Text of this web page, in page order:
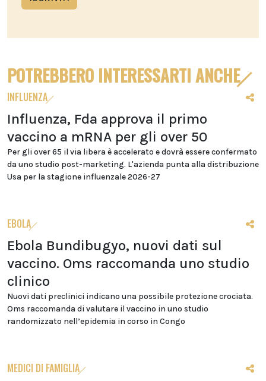
POTREBBERO INTERESSARTI ANCHE
INFLUENZA
Influenza, Fda approva il primo
vaccino a mRNA per gli over 50
Per gli over 65 il via libera è accelerato e dovrà essere confermato
da uno studio post-marketing. L'azienda punta alla distribuzione
Usa per la stagione influenzale 2026-27
EBOLA
Ebola Bundibugyo, nuovi dati sul
vaccino. Oms raccomanda uno studio
clinico
Nuovi dati preclinici indicano una possibile protezione crociata.
Oms raccomanda di valutare il vaccino in uno studio
randomizzato nell’epidemia in corso in Congo
MEDICI DI FAMIGLIA